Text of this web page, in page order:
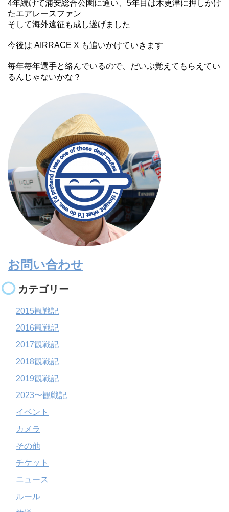
4年続けて浦安総合公園に通い、5年目は木更津に押しかけ
たエアレースファン
そして海外遠征も成し遂げました
今後は AIRRACE X も追いかけていきます
毎年毎年選手と絡んでいるので、だいぶ覚えてもらえてい
るんじゃないかな？
お問い合わせ
カテゴリー
2015観戦記
2016観戦記
2017観戦記
2018観戦記
2019観戦記
2023〜観戦記
イベント
カメラ
その他
チケット
ニュース
ルール